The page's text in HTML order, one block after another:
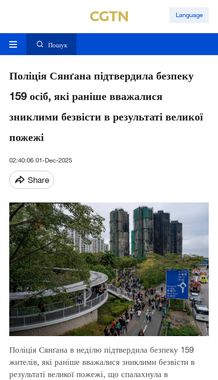
Language
Пошук
Поліція Сянґана підтвердила безпеку
159 осіб, які раніше вважалися
зниклими безвісти в результаті великої
пожежі
02:40:06 01-Dec-2025
Share
Поліція Сянґана в неділю підтвердила безпеку 159
жителів, які раніше вважалися зниклими безвісти в
результаті великої пожежі, що спалахнула в